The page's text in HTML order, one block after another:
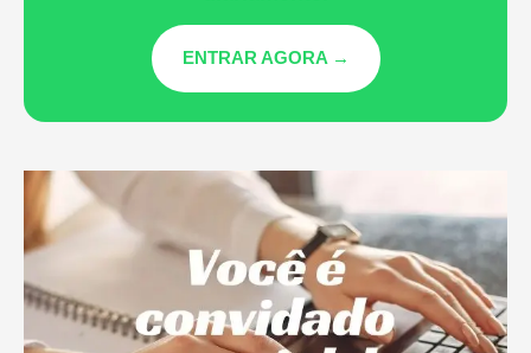
ENTRAR AGORA →